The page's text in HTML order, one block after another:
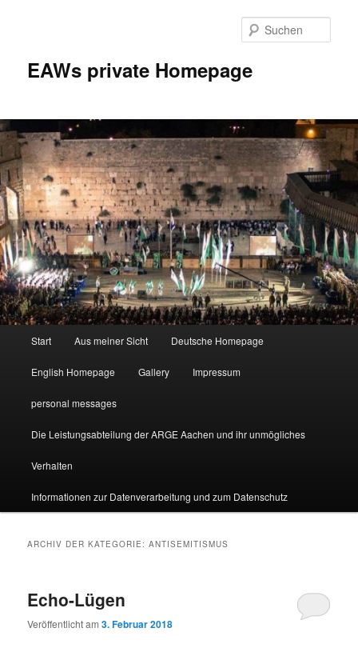
EAWs private Homepage
Start Aus meiner Sicht Deutsche Homepage
English Homepage Gallery Impressum
personal messages
Die Leistungsabteilung der ARGE Aachen und ihr unmögliches
Verhalten
Informationen zur Datenverarbeitung und zum Datenschutz
ARCHIV DER KATEGORIE:ANTISEMITISMUS
Echo-Lügen
Veröffentlicht am3. Februar 2018